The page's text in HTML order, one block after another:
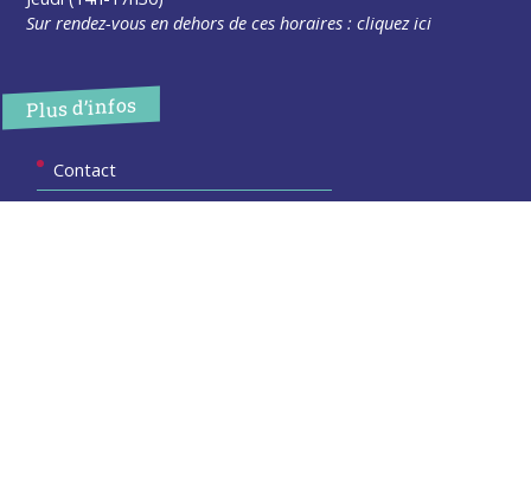
Sur rendez-vous en dehors de ces horaires :cliquez ici
Plus d’infos
Contact